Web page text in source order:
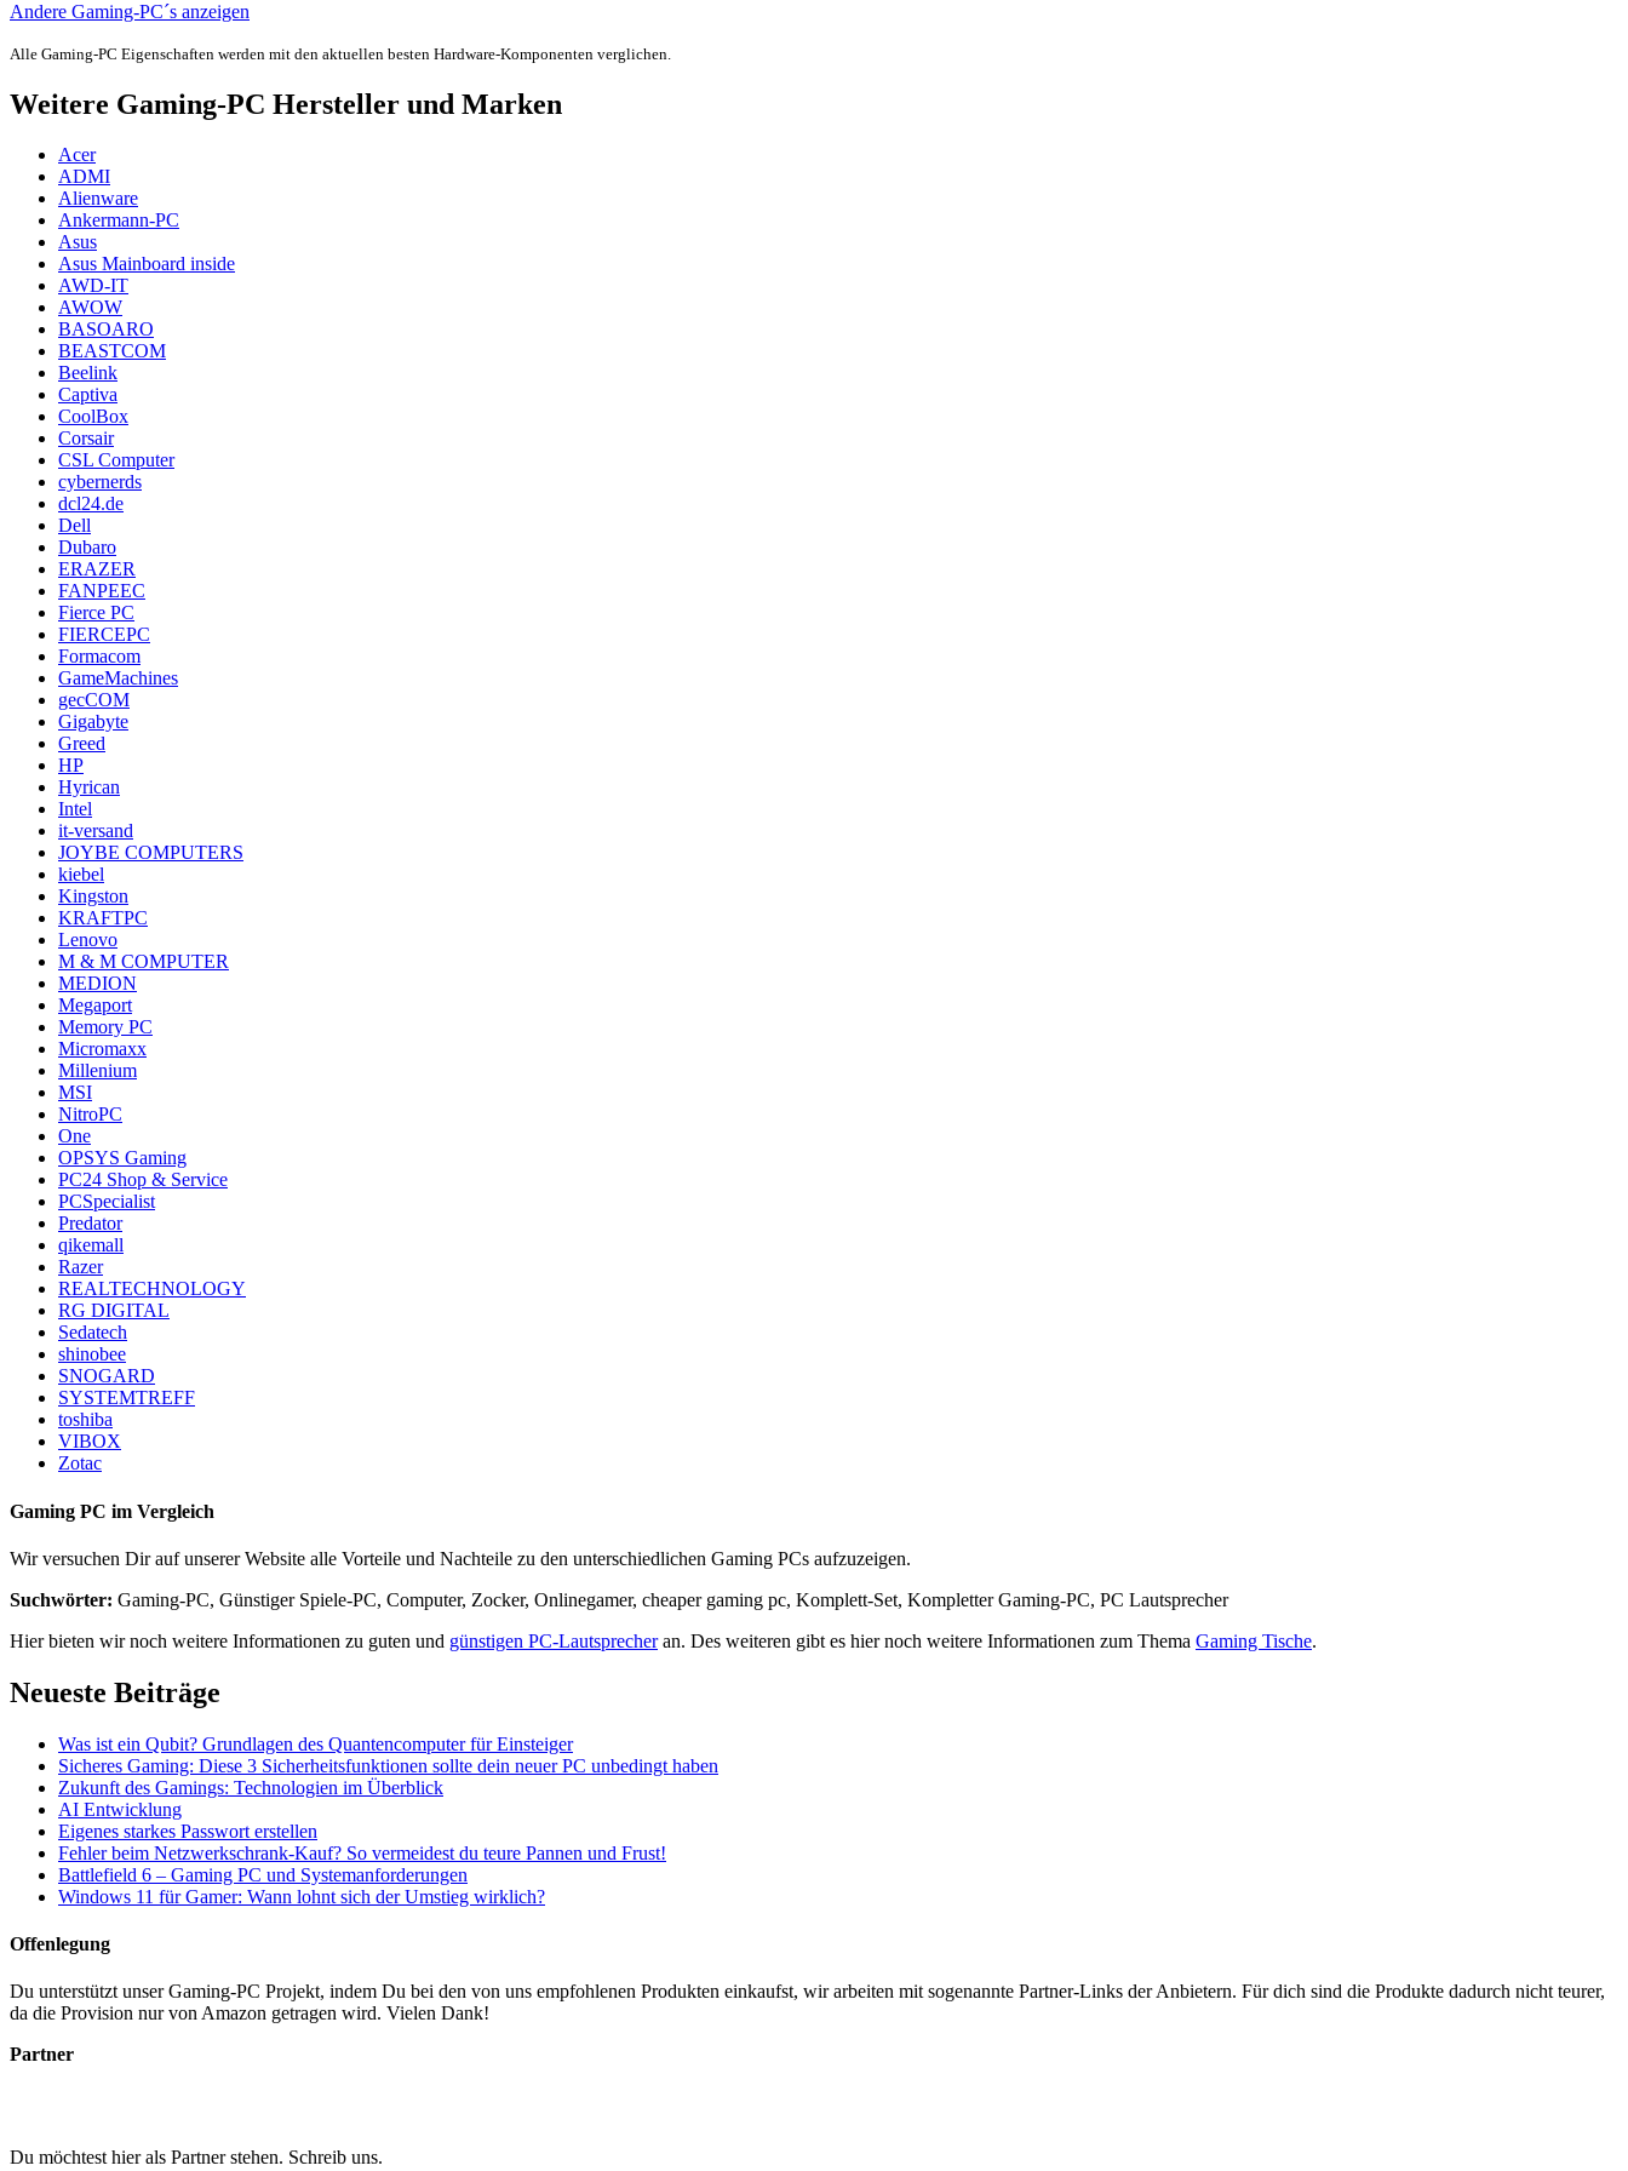
Andere Gaming-PC´s anzeigen
Alle Gaming-PC Eigenschaften werden mit den aktuellen besten Hardware-Komponenten verglichen.
Weitere Gaming-PC Hersteller und Marken
Acer
ADMI
Alienware
Ankermann-PC
Asus
Asus Mainboard inside
AWD-IT
AWOW
BASOARO
BEASTCOM
Beelink
Captiva
CoolBox
Corsair
CSL Computer
cybernerds
dcl24.de
Dell
Dubaro
ERAZER
FANPEEC
Fierce PC
FIERCEPC
Formacom
GameMachines
gecCOM
Gigabyte
Greed
HP
Hyrican
Intel
it-versand
JOYBE COMPUTERS
kiebel
Kingston
KRAFTPC
Lenovo
M & M COMPUTER
MEDION
Megaport
Memory PC
Micromaxx
Millenium
MSI
NitroPC
One
OPSYS Gaming
PC24 Shop & Service
PCSpecialist
Predator
qikemall
Razer
REALTECHNOLOGY
RG DIGITAL
Sedatech
shinobee
SNOGARD
SYSTEMTREFF
toshiba
VIBOX
Zotac
Gaming PC im Vergleich
Wir versuchen Dir auf unserer Website alle Vorteile und Nachteile zu den unterschiedlichen Gaming PCs aufzuzeigen.
Suchwörter: Gaming-PC, Günstiger Spiele-PC, Computer, Zocker, Onlinegamer, cheaper gaming pc, Komplett-Set, Kompletter Gaming-PC, PC Lautsprecher
Hier bieten wir noch weitere Informationen zu guten und günstigen PC-Lautsprecheran. Des weiteren gibt es hier noch weitere Informationen zum Thema Gaming Tische.
Neueste Beiträge
Was ist ein Qubit? Grundlagen des Quantencomputer für Einsteiger
Sicheres Gaming: Diese 3 Sicherheitsfunktionen sollte dein neuer PC unbedingt haben
Zukunft des Gamings: Technologien im Überblick
AI Entwicklung
Eigenes starkes Passwort erstellen
Fehler beim Netzwerkschrank-Kauf? So vermeidest du teure Pannen und Frust!
Battlefield 6 – Gaming PC und Systemanforderungen
Windows 11 für Gamer: Wann lohnt sich der Umstieg wirklich?
Offenlegung
Du unterstützt unser Gaming-PC Projekt, indem Du bei den von uns empfohlenen Produkten einkaufst, wir arbeiten mit sogenannte Partner-Links der Anbietern. Für dich sind die Produkte dadurch nicht teurer,
da die Provision nur von Amazon getragen wird. Vielen Dank!
Partner
Du möchtest hier als Partner stehen. Schreib uns.